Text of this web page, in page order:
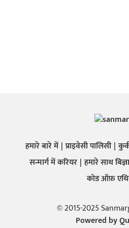
हमारे बारे में प्राइवेसी पालिसी
सन्मार्ग में करियर हमारे साथ
कोड ऑफ़
© 2015-2025
Powered by